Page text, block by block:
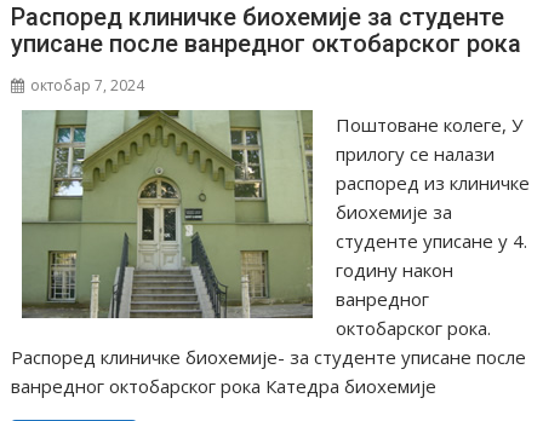
Распоред клиничке биохемије за студенте
уписане после ванредног октобарског рока
октобар 7, 2024
Поштоване колеге, У
прилогу се налази
распоред из клиничке
биохемије за
студенте уписане у 4.
годину након
ванредног
октобарског рока.
Распоред клиничке биохемије- за студенте уписане после
ванредног октобарског рока Катедра биохемије